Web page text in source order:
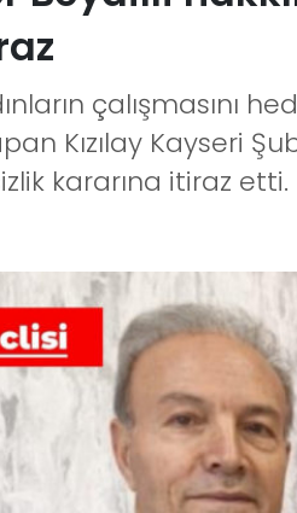
çalışmasını
Kızılay Kayseri
kararına itiraz etti.